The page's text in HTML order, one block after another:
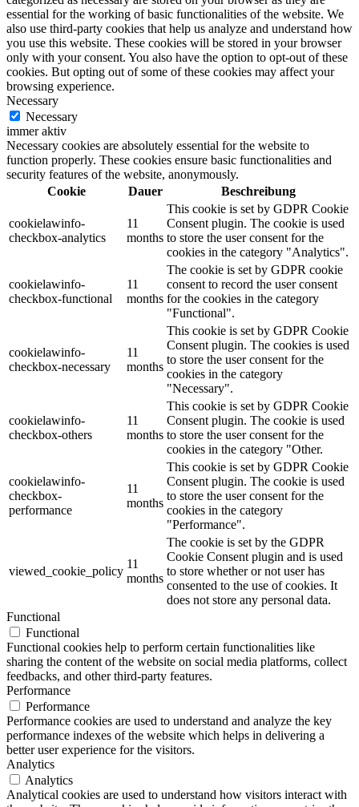
essential for the working of basic functionalities of the website. We
also use third-party cookies that help us analyze and understand how
you use this website. These cookies will be stored in your browser
only with your consent. You also have the option to opt-out of these
cookies. But opting out of some of these cookies may affect your
browsing experience.
Necessary
Necessary
immer aktiv
Necessary cookies are absolutely essential for the website to
function properly. These cookies ensure basic functionalities and
security features of the website, anonymously.
Cookie
Dauer Beschreibung
cookielawinfo-
checkbox-analytics
11
months
This cookie is set by GDPR Cookie
Consent plugin. The cookie is used
to store the user consent for the
cookies in the category "Analytics".
cookielawinfo-
checkbox-functional
11
months
The cookie is set by GDPR cookie
consent to record the user consent
for the cookies in the category
"Functional".
cookielawinfo-
checkbox-necessary
11
months
This cookie is set by GDPR Cookie
Consent plugin. The cookies is used
to store the user consent for the
cookies in the category
"Necessary".
cookielawinfo-
checkbox-others
11
months
This cookie is set by GDPR Cookie
Consent plugin. The cookie is used
to store the user consent for the
cookies in the category "Other.
cookielawinfo-
checkbox-
performance
11
months
This cookie is set by GDPR Cookie
Consent plugin. The cookie is used
to store the user consent for the
cookies in the category
"Performance".
viewed_cookie_policy
11
months
The cookie is set by the GDPR
Cookie Consent plugin and is used
to store whether or not user has
consented to the use of cookies. It
does not store any personal data.
Functional
Functional
Functional cookies help to perform certain functionalities like
sharing the content of the website on social media platforms, collect
feedbacks, and other third-party features.
Performance
Performance
Performance cookies are used to understand and analyze the key
performance indexes of the website which helps in delivering a
better user experience for the visitors.
Analytics
Analytics
Analytical cookies are used to understand how visitors interact with